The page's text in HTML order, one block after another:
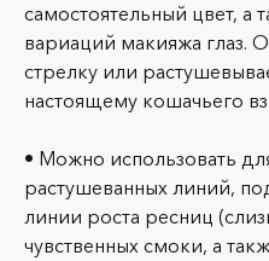
самостоятельный цвет, а
вариаций макияжа глаз.
стрелку или
настоящему кошачьего
• Можно использовать
растушеванных линий,
линии роста ресниц
чувственных смоки, а